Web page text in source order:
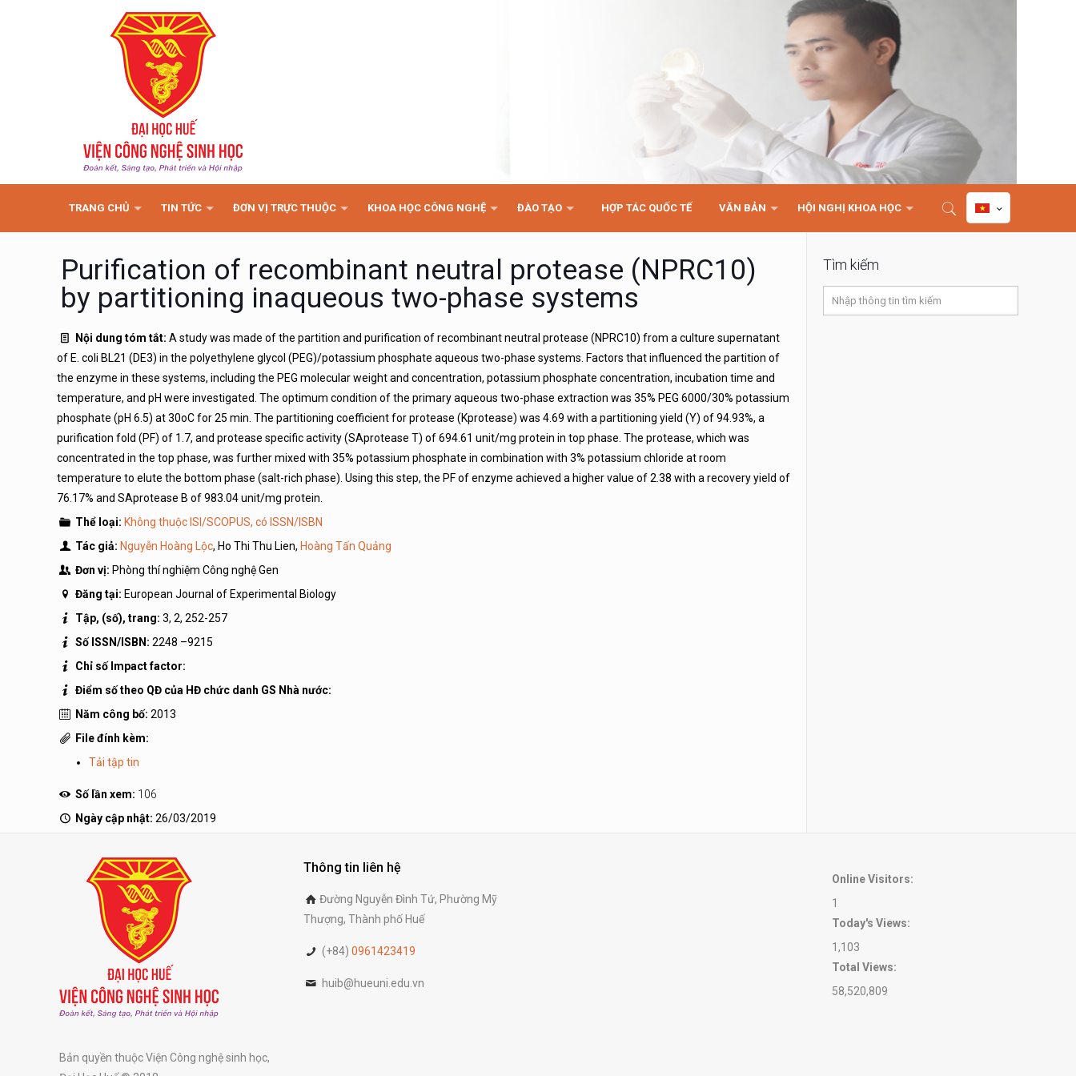
TRANG CHỦ TIN TỨC ĐƠN VỊ TRỰC THUỘC KHOA HỌC CÔNG NGHỆ ĐÀO TẠO HỢP TÁC QUỐC TẾ VĂN BẢN HỘI NGHỊ KHOA HỌC
Purification of recombinant neutral protease (NPRC10)
by partitioning inaqueous two-phase systems
Nội dung tóm tắt: A study was made of the partition and purification of recombinant neutral protease (NPRC10) from a culture supernatant
of E. coli BL21 (DE3) in the polyethylene glycol (PEG)/potassium phosphate aqueous two-phase systems. Factors that influenced the partition of
the enzyme in these systems, including the PEG molecular weight and concentration, potassium phosphate concentration, incubation time and
temperature, and pH were investigated. The optimum condition of the primary aqueous two-phase extraction was 35% PEG 6000/30% potassium
phosphate (pH 6.5) at 30oC for 25 min. The partitioning coefficient for protease (Kprotease) was 4.69 with a partitioning yield (Y) of 94.93%, a
purification fold (PF) of 1.7, and protease specific activity (SAprotease T) of 694.61 unit/mg protein in top phase. The protease, which was
concentrated in the top phase, was further mixed with 35% potassium phosphate in combination with 3% potassium chloride at room
temperature to elute the bottom phase (salt-rich phase). Using this step, the PF of enzyme achieved a higher value of 2.38 with a recovery yield of
76.17% and SAprotease B of 983.04 unit/mg protein.
Thể loại: Không thuộc ISI/SCOPUS, có ISSN/ISBN
Tác giả: Nguyễn Hoàng Lộc, Ho Thi Thu Lien, Hoàng Tấn Quảng
Đơn vị: Phòng thí nghiệm Công nghệ Gen
Đăng tại: European Journal of Experimental Biology
Tập, (số), trang: 3, 2, 252-257
Số ISSN/ISBN: 2248 –9215
Chỉ số Impact factor:
Điểm số theo QĐ của HĐ chức danh GS Nhà nước:
Năm công bố: 2013
File đính kèm:
Tải tập tin
Số lần xem: 106
Ngày cập nhật: 26/03/2019
Tìm kiếm
Bản quyền thuộc Viện Công nghệ sinh học,
Thông tin liên hệ
Đường Nguyễn Đình Tứ, Phường Mỹ
Thượng, Thành phố Huế
(+84) 0961423419
huib@hueuni.edu.vn
Online Visitors:
1
Today's Views:
1,103
Total Views:
58,520,809